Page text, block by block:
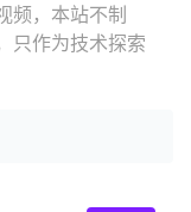
频，本站不制
只作为技术探索